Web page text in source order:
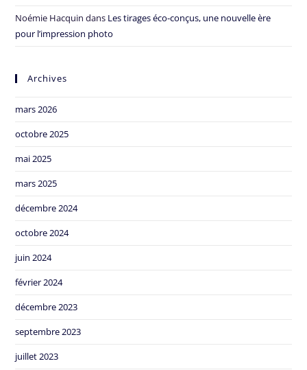
Noémie Hacquin dans Les tirages éco-conçus, une nouvelle ère
pour l’impression photo
Archives
mars 2026
octobre 2025
mai 2025
mars 2025
décembre 2024
octobre 2024
juin 2024
février 2024
décembre 2023
septembre 2023
juillet 2023